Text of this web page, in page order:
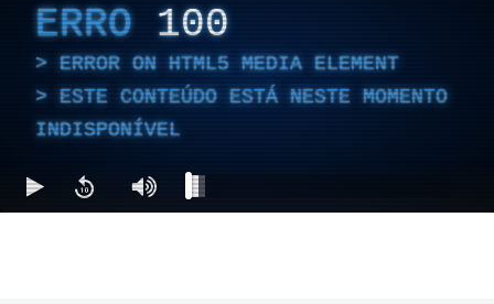
ERRO 100
ERROR ON HTML5 MEDIA ELEMENT
ESTE CONTEÚDO ESTÁ NESTE MOMENTO
INDISPONÍVEL